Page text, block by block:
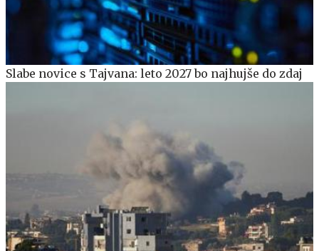
Slabe novice s Tajvana: leto 2027 bo najhujše do zdaj